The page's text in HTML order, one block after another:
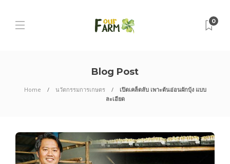
0
Blog Post
Home นวัตกรรมการเกษตร
เปิดเคล็ดลับ เพาะต้นอ่อนผักบุ้ง แบบ
ละเอียด